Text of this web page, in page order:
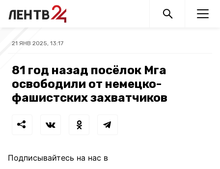
21 ЯНВ 2025, 13:17
81 год назад посёлок Мга
освободили от немецко-
фашистских захватчиков
Подписывайтесь на нас в